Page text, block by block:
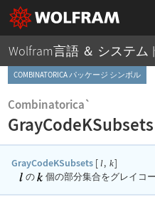
Wolfram言語 ＆ システム
COMBINATORICA パッケージ シンボル
Combinatorica`
GrayCodeKSubsets
GrayCodeKSubsets [ l, k]
の 個の部分集合をグレイコ